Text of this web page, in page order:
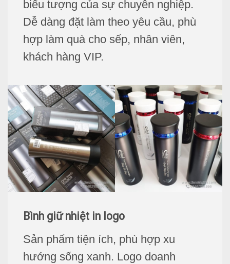
biểu tượng của sự chuyên nghiệp.
Dễ dàng đặt làm theo yêu cầu, phù
hợp làm quà cho sếp, nhân viên,
khách hàng VIP.
Bình giữ nhiệt in logo
Sản phẩm tiện ích, phù hợp xu
hướng sống xanh. Logo doanh